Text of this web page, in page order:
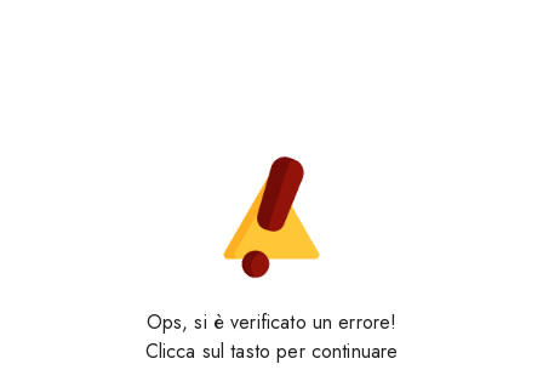
Ops, si è verificato un errore!
Clicca sul tasto per continuare